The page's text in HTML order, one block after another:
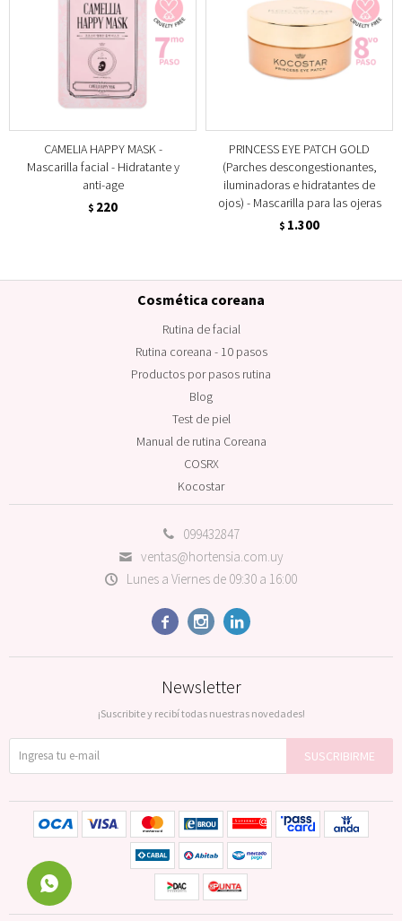
CAMELIA HAPPY MASK -
Mascarilla facial - Hidratante y
anti-age
$ 220
PRINCESS EYE PATCH GOLD
(Parches descongestionantes,
iluminadoras e hidratantes de
ojos) - Mascarilla para las ojeras
$ 1.300
099432847
ventas@hortensia.com.uy
Lunes a Viernes de 09:30 a 16:00
  
Cosmética coreana
Rutina de facial
Rutina coreana - 10 pasos
Productos por pasos rutina
Blog
Test de piel
Manual de rutina Coreana
COSRX
Kocostar
Newsletter
¡Suscribite y recibí todas nuestras novedades!
SUSCRIBIRME